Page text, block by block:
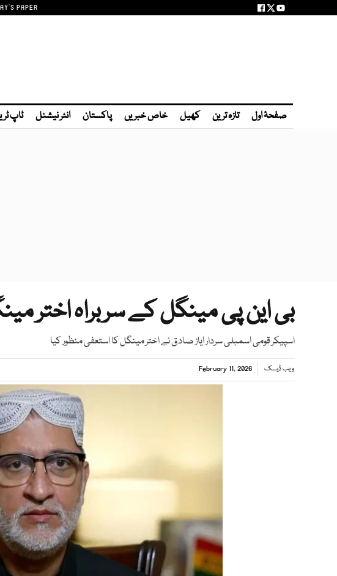
PAPER
صفحۂ اول تازہ ترین کھیل خاص خبریں پاکستان انٹر نیشنل ٹاپ
بی این پی مینگل کے سربراہ اختر
اسپیکر قومی اسمبلی سردار ایاز صادق نے اختر مینگل کا استعفی منظور کیا
ویب ڈیسک February 11, 2026